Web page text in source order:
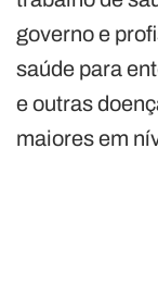
governo e
saúde para
e outras
maiores em